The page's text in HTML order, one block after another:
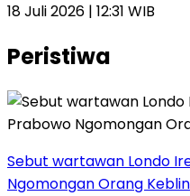
18 Juli 2026 | 12:31 WIB
Peristiwa
Sebut wartawan Londo
Ngomongan Orang